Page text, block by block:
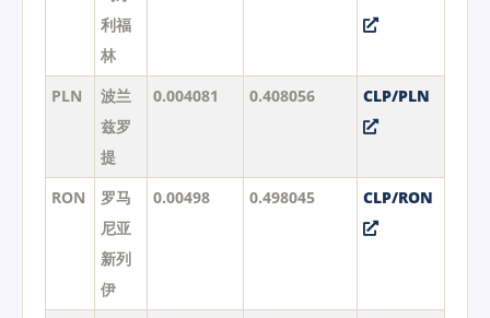
利福
林
PLN
波兰
兹罗
提
0.004081 0.408056 CLP/PLN
RON
罗马
尼亚
新列
伊
0.00498 0.498045 CLP/RON